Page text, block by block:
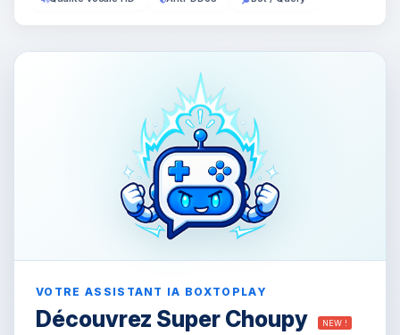
VOTRE ASSISTANT IA BOXTOPLAY
Découvrez Super Choupy NEW !